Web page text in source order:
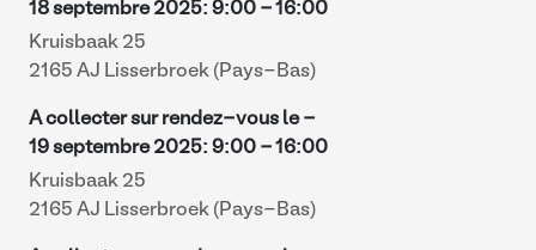
18 septembre 2025: 9:00 - 16:00
Kruisbaak 25
2165 AJ Lisserbroek (Pays-Bas)
A collecter sur rendez-vous le -
19 septembre 2025: 9:00 - 16:00
Kruisbaak 25
2165 AJ Lisserbroek (Pays-Bas)